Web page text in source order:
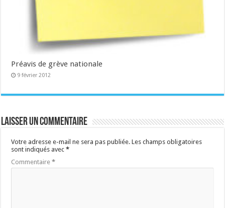
Préavis de grève nationale
9 février 2012
Laisser un commentaire
Votre adresse e-mail ne sera pas publiée. Les champs obligatoires
sont indiqués avec*
Commentaire*